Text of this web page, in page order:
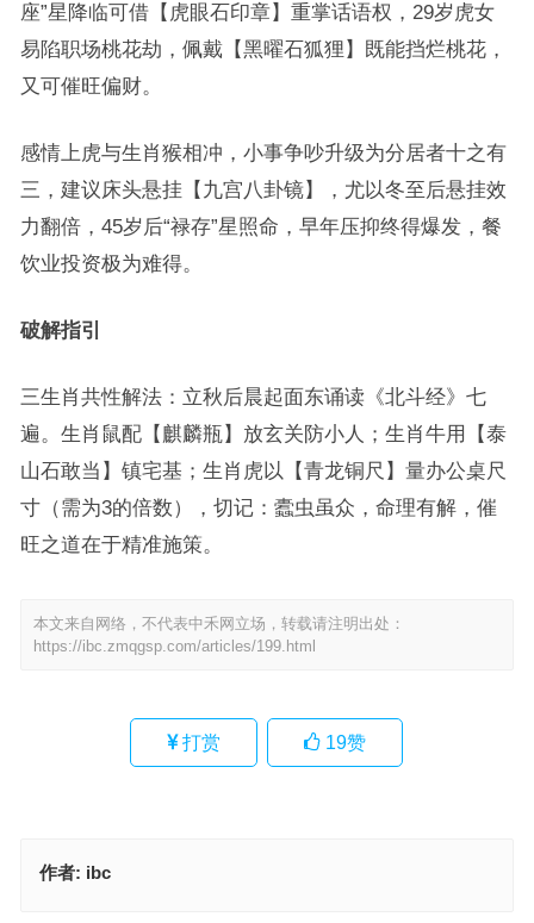
座”星降临可借【虎眼石印章】重掌话语权，29岁虎女
易陷职场桃花劫，佩戴【黑曜石狐狸】既能挡烂桃花，
又可催旺偏财。
感情上虎与生肖猴相冲，小事争吵升级为分居者十之有
三，建议床头悬挂【九宫八卦镜】，尤以冬至后悬挂效
力翻倍，45岁后“禄存”星照命，早年压抑终得爆发，餐
饮业投资极为难得。
破解指引
三生肖共性解法：立秋后晨起面东诵读《北斗经》七
遍。生肖鼠配【麒麟瓶】放玄关防小人；生肖牛用【泰
山石敢当】镇宅基；生肖虎以【青龙铜尺】量办公桌尺
寸（需为3的倍数），切记：蠹虫虽众，命理有解，催
旺之道在于精准施策。
本文来自网络，不代表中禾网立场，转载请注明出处：
https://ibc.zmqgsp.com/articles/199.html
打赏 19赞
作者: ibc